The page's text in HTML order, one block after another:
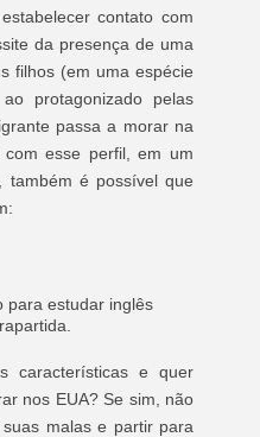
contato com
da presença de uma
filhos (em uma espécie
protagonizado pelas
passa a morar na
esse perfil, em um
também é possível que
para estudar inglês
características e quer
nos EUA? Se sim, não
malas e partir para